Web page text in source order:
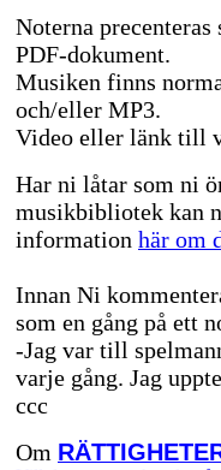
Noterna
PDF-dokument.
Musiken finns
och/eller MP3.
Video eller länk till
Har ni låtar som ni
musikbibliotek kan
information här om
Innan Ni
som en gång på ett
-Jag var till
varje gång. Jag
ccc
Om